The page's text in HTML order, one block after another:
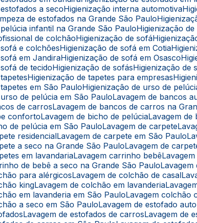
estofados a seco
Higienização interna automotiva
de estofados na Grande São Paulo
pelúcia infantil na Grande São Paulo
Higienização
de colchão
Higienização de sofá
sofá e colchões
Higienização de sofá em Cotia
sofá em Jandira
Higienização de sofá em Osasco
sofá de tecido
Higienização de sofás Higienização
tapetes
Higienização de tapetes para empresas
tapetes em São Paulo
Higienização de urso de
urso de pelúcia em São Paulo Lavagem de bancos
de carros Lavagem de bancos de carros na
conforto Lavagem de bicho de pelúcia Lavagem
de pelúcia em São Paulo Lavagem de carpete
residencial Lavagem de carpete em São Paulo
a seco na Grande São Paulo Lavagem de
em lavandaria Lavagem carrinho bebê
de bebê a seco na Grande São Paulo
para alérgicos Lavagem de colchão de casal
king Lavagem de colchão em lavanderia
em lavanderia em São Paulo Lavagem colchão
a seco em São Paulo Lavagem de estofado
Lavagem de estofados de carros Lavagem de